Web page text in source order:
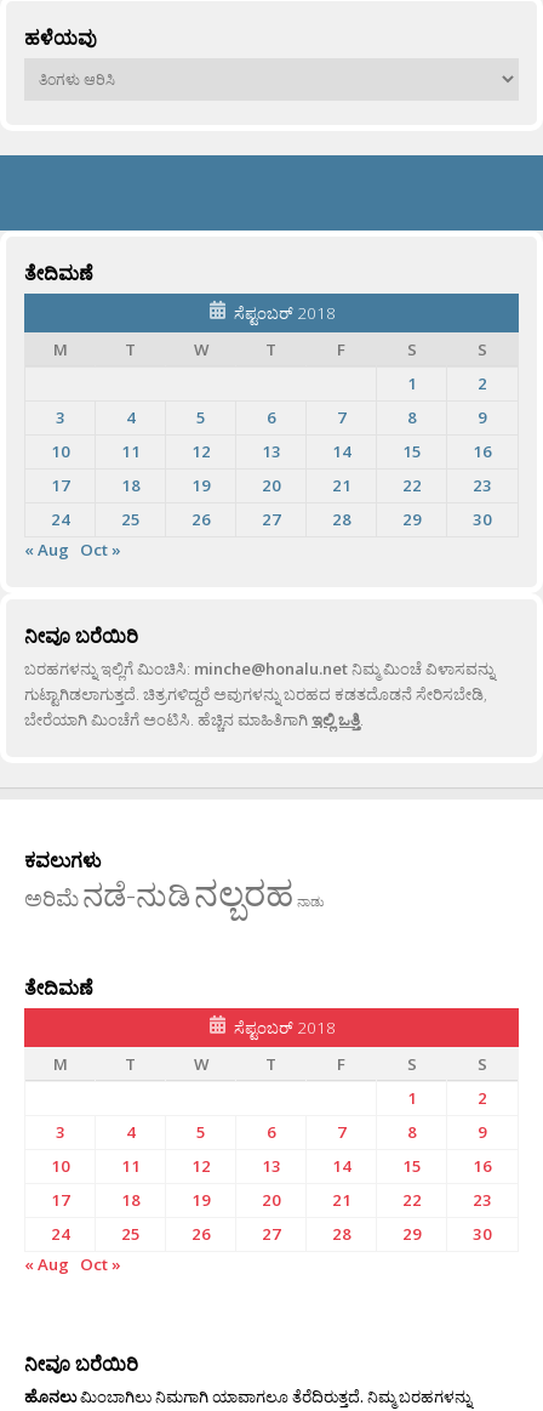
ಹಳೆಯವು
ಹಳೆಯವು
ತೇದಿಮಣೆ
ಸೆಪ್ಟಂಬರ್ 2018
M
T W T F S
S
1
2
3
4 5 6 7 8
9
10
11 12 13 14 15
16
17
18 19 20 21 22
23
24
25 26 27 28 29
30
« Aug
Oct »
ನೀವೂ ಬರೆಯಿರಿ
ಬರಹಗಳನ್ನು ಇಲ್ಲಿಗೆ ಮಿಂಚಿಸಿ: minche@honalu.netನಿಮ್ಮ ಮಿಂಚೆ ವಿಳಾಸವನ್ನು
ಗುಟ್ಟಾಗಿಡಲಾಗುತ್ತದೆ. ಚಿತ್ರಗಳಿದ್ದರೆ ಅವುಗಳನ್ನು ಬರಹದ ಕಡತದೊಡನೆ ಸೇರಿಸಬೇಡಿ,
ಬೇರೆಯಾಗಿ ಮಿಂಚೆಗೆ ಅಂಟಿಸಿ. ಹೆಚ್ಚಿನ ಮಾಹಿತಿಗಾಗಿಇಲ್ಲಿ ಒತ್ತಿ.
ಕವಲುಗಳು
ಅರಿಮೆನಡೆ-ನುಡಿನಲ್ಬರಹ ನಾಡು
ತೇದಿಮಣೆ
ಸೆಪ್ಟಂಬರ್ 2018
M
T W T F S
S
1
2
3
4 5 6 7 8
9
10
11 12 13 14 15
16
17
18 19 20 21 22
23
24
25 26 27 28 29
30
« Aug
Oct »
ನೀವೂ ಬರೆಯಿರಿ
ಹೊನಲುಮಿಂಬಾಗಿಲು ನಿಮಗಾಗಿ ಯಾವಾಗಲೂ ತೆರೆದಿರುತ್ತದೆ. ನಿಮ್ಮ ಬರಹಗಳನ್ನು